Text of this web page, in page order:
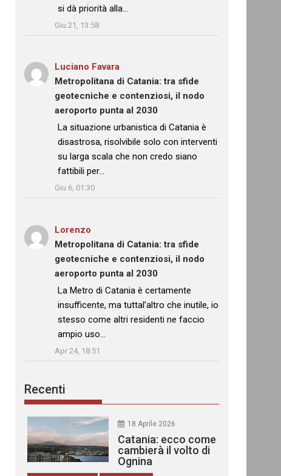
si dà priorità alla…
Giu 21, 13:58
Luciano Favara
Metropolitana di Catania: tra sfide
geotecniche e contenziosi, il nodo
aeroporto punta al 2030
: “La situazione urbanistica di Catania è
disastrosa, risolvibile solo con interventi
su larga scala che non credo siano
fattibili per…
Giu 6, 01:30
Lorenzo
Metropolitana di Catania: tra sfide
geotecniche e contenziosi, il nodo
aeroporto punta al 2030
: “La Metro di Catania è certamente
insufficente, ma tuttal’altro che inutile, io
stesso come altri residenti ne faccio
ampio uso…
Apr 24, 18:51
Recenti
18 Aprile 2026
Catania: ecco come
cambierà il volto di
Ognina